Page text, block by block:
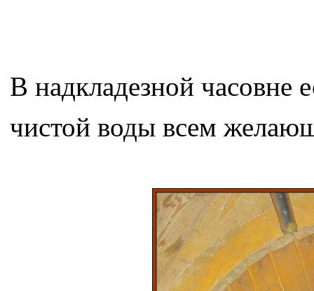
В надкладезной часовне
чистой воды всем